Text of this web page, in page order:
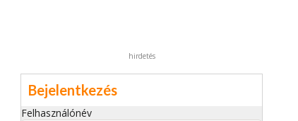
hirdetés
Bejelentkezés
Felhasználónév